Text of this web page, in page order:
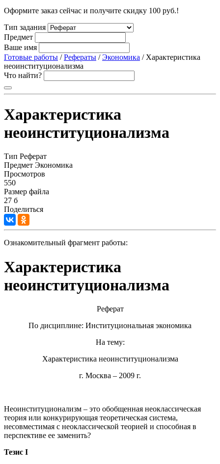
Оформите заказ сейчас и получите скидку 100 руб.!
Тип задания
Предмет
Ваше имя
Готовые работы /Рефераты /Экономика / Характеристика
неоинституционализма
Что найти?
Характеристика
неоинституционализма
Тип Реферат
Предмет Экономика
Просмотров
550
Размер файла
27 б
Поделиться
Ознакомительный фрагмент работы:
Характеристика
неоинституционализма
Реферат
По дисциплине: Институциональная экономика
На тему:
Характеристика неоинституционализма
г. Москва – 2009 г.
Неоинституционализм – это обобщенная неоклассическая
теория или конкурирующая теоретическая система,
несовместимая с неоклассической теорией и способная в
перспективе ее заменить?
Тезис I